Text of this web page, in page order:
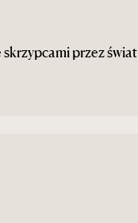
przez świat